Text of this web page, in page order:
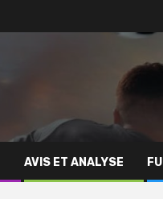
AVIS ET ANALYSE